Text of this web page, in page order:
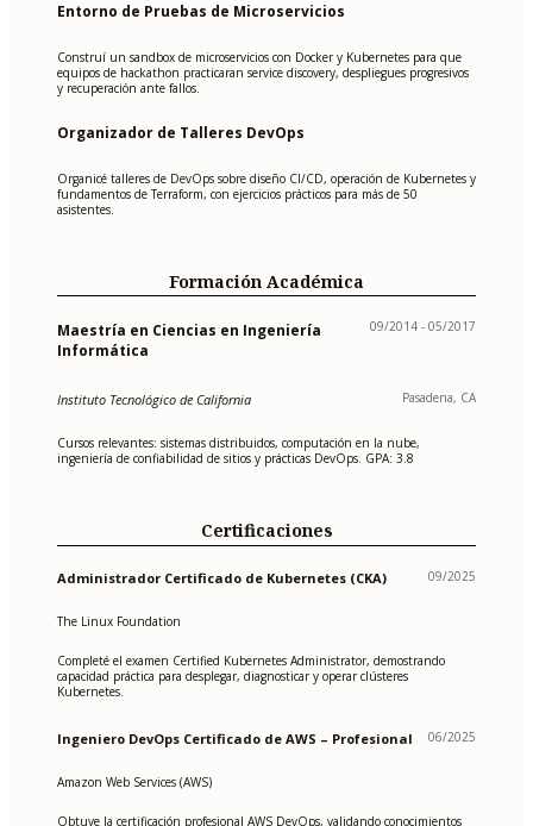
Entorno de Pruebas de Microservicios
Construí un sandbox de microservicios con Docker y Kubernetes para que
equipos de hackathon practicaran service discovery, despliegues progresivos
y recuperación ante fallos.
Organizador de Talleres DevOps
Organicé talleres de DevOps sobre diseño CI/CD, operación de Kubernetes y
fundamentos de Terraform, con ejercicios prácticos para más de 50
asistentes.
Formación Académica
Maestría en Ciencias en Ingeniería
Informática
09/2014 - 05/2017
Instituto Tecnológico de California Pasadena, CA
Cursos relevantes: sistemas distribuidos, computación en la nube,
ingeniería de confiabilidad de sitios y prácticas DevOps. GPA: 3.8
Certificaciones
Administrador Certificado de Kubernetes (CKA) 09/2025
The Linux Foundation
Completé el examen Certified Kubernetes Administrator, demostrando
capacidad práctica para desplegar, diagnosticar y operar clústeres
Kubernetes.
Ingeniero DevOps Certificado de AWS – Profesional 06/2025
Amazon Web Services (AWS)
Obtuve la certificación profesional AWS DevOps, validando conocimientos